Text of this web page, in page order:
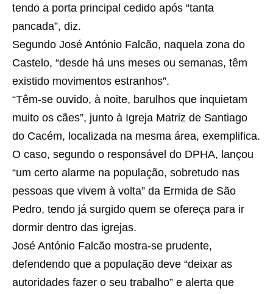
tendo a porta principal cedido após “tanta
pancada”, diz.
Segundo José António Falcão, naquela zona do
Castelo, “desde há uns meses ou semanas, têm
existido movimentos estranhos”.
“Têm-se ouvido, à noite, barulhos que inquietam
muito os cães”, junto à Igreja Matriz de Santiago
do Cacém, localizada na mesma área, exemplifica.
O caso, segundo o responsável do DPHA, lançou
“um certo alarme na população, sobretudo nas
pessoas que vivem à volta” da Ermida de São
Pedro, tendo já surgido quem se ofereça para ir
dormir dentro das igrejas.
José António Falcão mostra-se prudente,
defendendo que a população deve “deixar as
autoridades fazer o seu trabalho” e alerta que